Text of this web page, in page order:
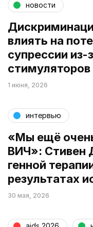
новости
влиять на
супрессии из-
стимуляторов
1 июня, 2026
интервью
«Мы ещё
ВИЧ»: Стивен
генной
результатах
30 мая, 2026